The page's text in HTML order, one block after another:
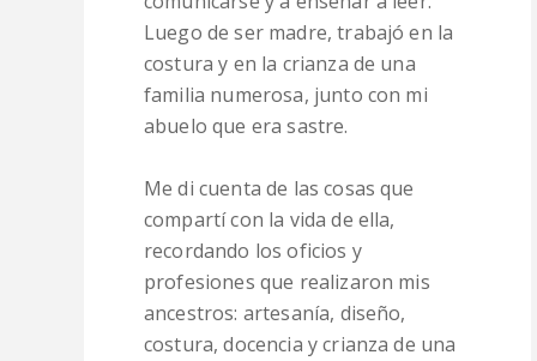
Luego de ser madre, trabajó en la
costura y en la crianza de una
familia numerosa, junto con mi
abuelo que era sastre.
Me di cuenta de las cosas que
compartí con la vida de ella,
recordando los oficios y
profesiones que realizaron mis
ancestros: artesanía, diseño,
costura, docencia y crianza de una